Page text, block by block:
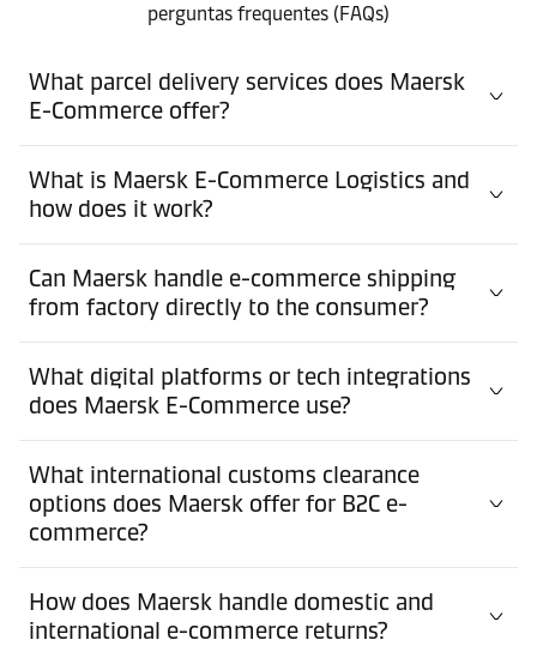
perguntas frequentes (FAQs)
What parcel delivery services does Maersk
E-Commerce offer?
What is Maersk E-Commerce Logistics and
how does it work?
Can Maersk handle e-commerce shipping
from factory directly to the consumer?
What digital platforms or tech integrations
does Maersk E-Commerce use?
What international customs clearance
options does Maersk offer for B2C e-
commerce?
How does Maersk handle domestic and
international e-commerce returns?